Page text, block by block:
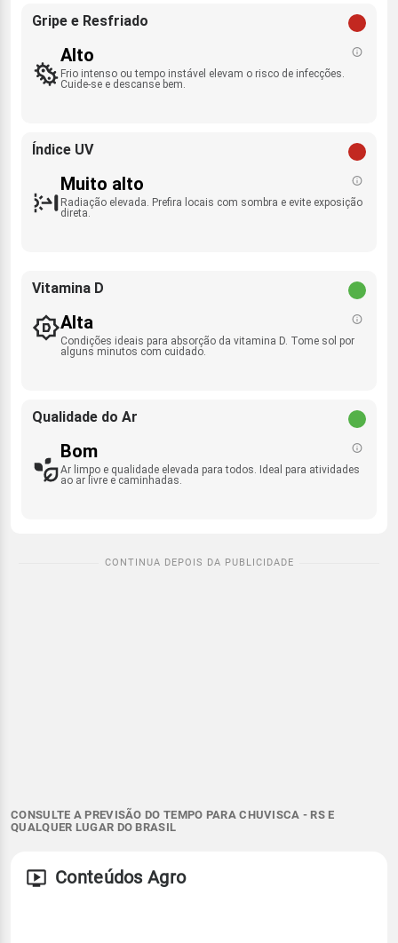
Gripe e Resfriado
Alto
Frio intenso ou tempo instável elevam o risco de infecções.
Cuide-se e descanse bem.
Índice UV
Muito alto
Radiação elevada. Prefira locais com sombra e evite exposição
direta.
Vitamina D
Alta
Condições ideais para absorção da vitamina D. Tome sol por
alguns minutos com cuidado.
Qualidade do Ar
Bom
Ar limpo e qualidade elevada para todos. Ideal para atividades
ao ar livre e caminhadas.
CONSULTE A PREVISÃO DO TEMPO PARA CHUVISCA - RS E
QUALQUER LUGAR DO BRASIL
Conteúdos Agro